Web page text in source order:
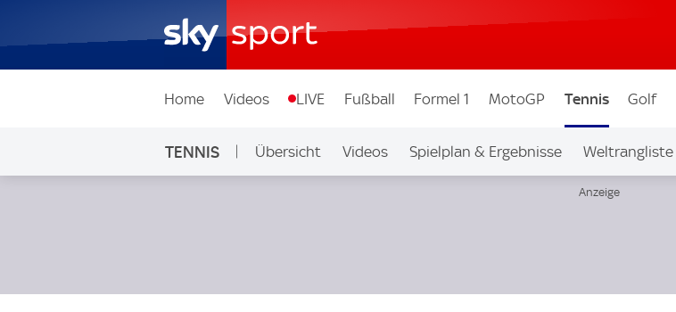
Home Videos LIVE Fußball Formel 1 MotoGP Tennis Golf
TENNIS Übersicht Videos Spielplan & Ergebnisse Weltrangliste